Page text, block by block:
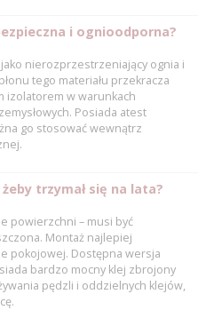
i ognioodporna?
nierozprzestrzeniający ognia i
tego materiału przekracza
izolatorem w warunkach
Posiada atest
go stosować wewnątrz
trzymał się na lata?
powierzchni – musi być
Montaż najlepiej
pokojowej. Dostępna wersja
bardzo mocny klej zbrojony
pędzli i oddzielnych klejów,